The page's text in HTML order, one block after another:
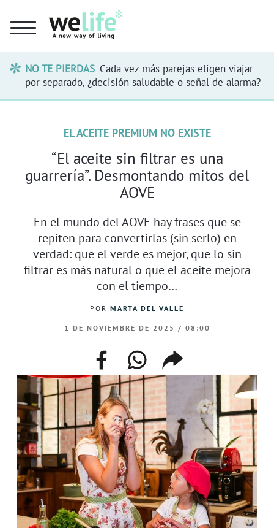
NO TE PIERDAS Cada vez más parejas eligen viajar
por separado, ¿decisión saludable o señal de alarma?
EL ACEITE PREMIUM NO EXISTE
“El aceite sin filtrar es una
guarrería”. Desmontando mitos del
AOVE
En el mundo del AOVE hay frases que se
repiten para convertirlas (sin serlo) en
verdad: que el verde es mejor, que lo sin
filtrar es más natural o que el aceite mejora
con el tiempo…
POR MARTA DEL VALLE
1 DE NOVIEMBRE DE 2025 / 08:00
facebookwhatsappcompartir
enlace